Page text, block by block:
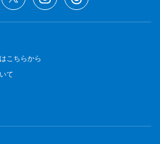
こちらから
て